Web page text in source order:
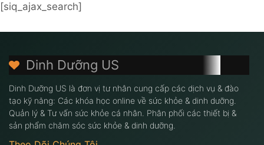
[siq_ajax_search]
Dinh Dưỡng US
Dinh Dưỡng US là đơn vị tư nhân cung cấp các dịch vụ & đào
tạo kỹ năng: Các khóa học online về sức khỏe & dinh dưỡng.
Quản lý & Tư vấn sức khỏe cá nhân. Phân phối các thiết bị &
sản phẩm chăm sóc sức khỏe & dinh dưỡng.